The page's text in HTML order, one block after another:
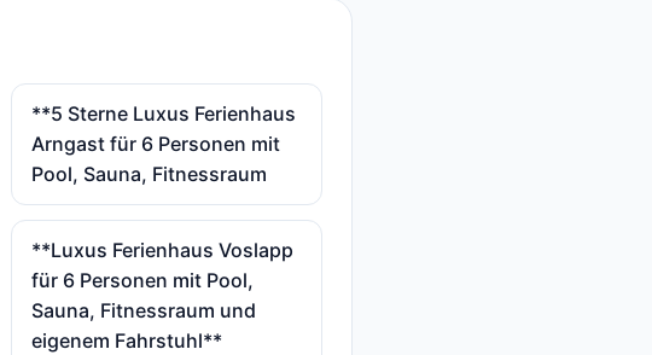
**5 Sterne Luxus Ferienhaus
Arngast für 6 Personen mit
Pool, Sauna, Fitnessraum
**Luxus Ferienhaus Voslapp
für 6 Personen mit Pool,
Sauna, Fitnessraum und
eigenem Fahrstuhl**